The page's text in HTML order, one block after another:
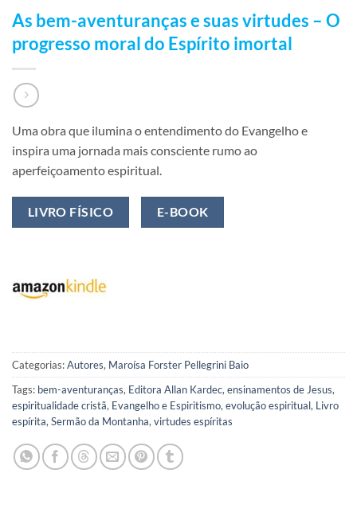
As bem-aventuranças e suas virtudes – O
progresso moral do Espírito imortal
Uma obra que ilumina o entendimento do Evangelho e
inspira uma jornada mais consciente rumo ao
aperfeiçoamento espiritual.
LIVRO FÍSICO E-BOOK
Categorias:Autores, Maroísa Forster Pellegrini Baio
Tags: bem-aventuranças, Editora Allan Kardec, ensinamentos de Jesus,
espiritualidade cristã, Evangelho e Espiritismo, evolução espiritual, Livro
espírita, Sermão da Montanha, virtudes espíritas